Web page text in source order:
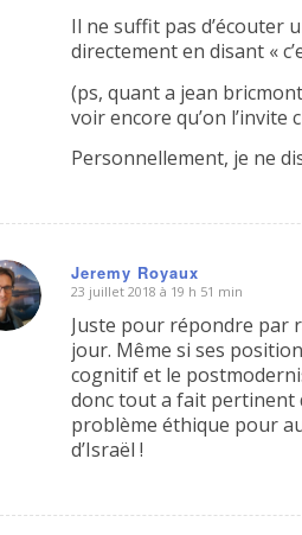
Il ne suffit pas d’écouter
directement en disant «
(ps, quant a jean
voir encore qu’on l’invite
Personnellement, je ne
Jeremy Royaux
dit
23 juillet 2018 à 19 h 51 min
Juste pour répondre par
jour. Même si ses
cognitif et le
donc tout a fait pertinent
problème éthique pour
d’Israël !